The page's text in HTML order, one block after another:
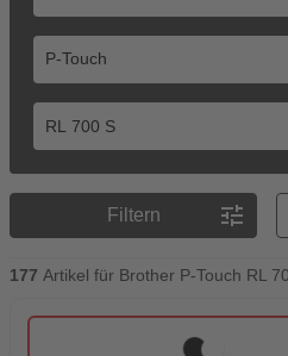
Filtern tune
Preisreihenfolge
177 Artikel für Brother P-Touch RL